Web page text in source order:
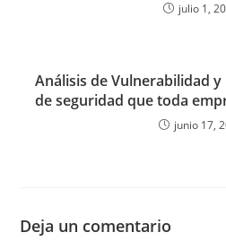
julio 1,
Análisis de Vulnerabilidad
de seguridad que toda
junio 17,
Deja un comentario